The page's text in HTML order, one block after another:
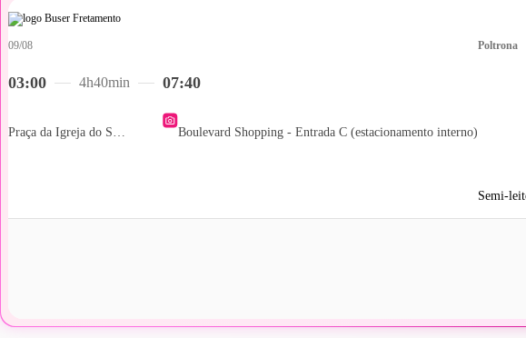
03:00
09/08
Praça da Igreja do Saco
07:40
Boulevard Shopping - Entrada C (estacionamento interno)
4h40min
Poltrona
Semi-